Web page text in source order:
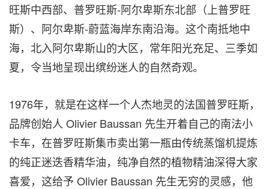
旺斯中西部、普罗旺斯-阿尔卑斯东北部（上普罗旺
斯）、阿尔卑斯-蔚蓝海岸东南沿海。这个南抵地中
海，北入阿尔卑斯山的大区，常年阳光充足、三季如
夏，令当地呈现出缤纷迷人的自然奇观。
1976年，就是在这样一个人杰地灵的法国普罗旺斯，
品牌创始人 Olivier Baussan 先生开着自己的南法小
卡车，在普罗旺斯集市卖出第一瓶由传统蒸馏机提炼
的纯正迷迭香精华油，纯净自然的植物精油深得大家
喜爱，这给予 Olivier Baussan 先生无穷的灵感，他